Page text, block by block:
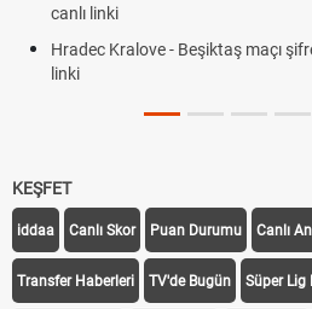
canlı linki
Hradec Kralove - Beşiktaş maçı
linki
KEŞFET
iddaa Canlı Skor Puan Durumu Canlı
Transfer Haberleri TV'de Bugün Süper Lig